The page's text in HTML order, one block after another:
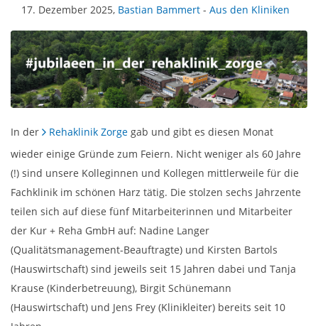
17. Dezember 2025, Bastian Bammert - Aus den Kliniken
In der Rehaklinik Zorge gab und gibt es diesen Monat
wieder einige Gründe zum Feiern. Nicht weniger als 60 Jahre
(!) sind unsere Kolleginnen und Kollegen mittlerweile für die
Fachklinik im schönen Harz tätig. Die stolzen sechs Jahrzente
teilen sich auf diese fünf Mitarbeiterinnen und Mitarbeiter
der Kur + Reha GmbH auf: Nadine Langer
(Qualitätsmanagement-Beauftragte) und Kirsten Bartols
(Hauswirtschaft) sind jeweils seit 15 Jahren dabei und Tanja
Krause (Kinderbetreuung), Birgit Schünemann
(Hauswirtschaft) und Jens Frey (Klinikleiter) bereits seit 10